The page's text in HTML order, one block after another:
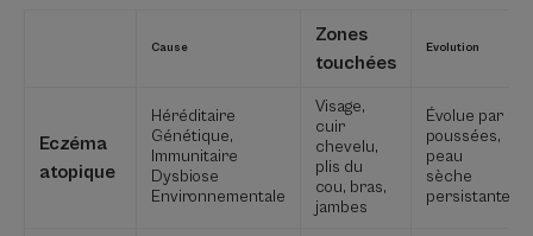
Cause
Zones
touchées
Evolution
Eczéma
atopique
Héréditaire
Génétique,
Immunitaire
Dysbiose
Environnementale
Visage,
cuir
chevelu,
plis du
cou, bras,
jambes
Évolue par
poussées,
peau
sèche
persistante